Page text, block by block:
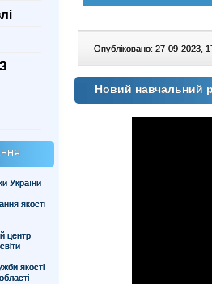
України
якості
центр
якості
Опубліковано: 27-09-2023,
Новий навчальний